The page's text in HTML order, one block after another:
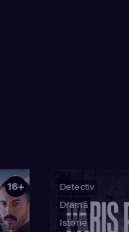
16+
Detectiv
Dramă
Istorie